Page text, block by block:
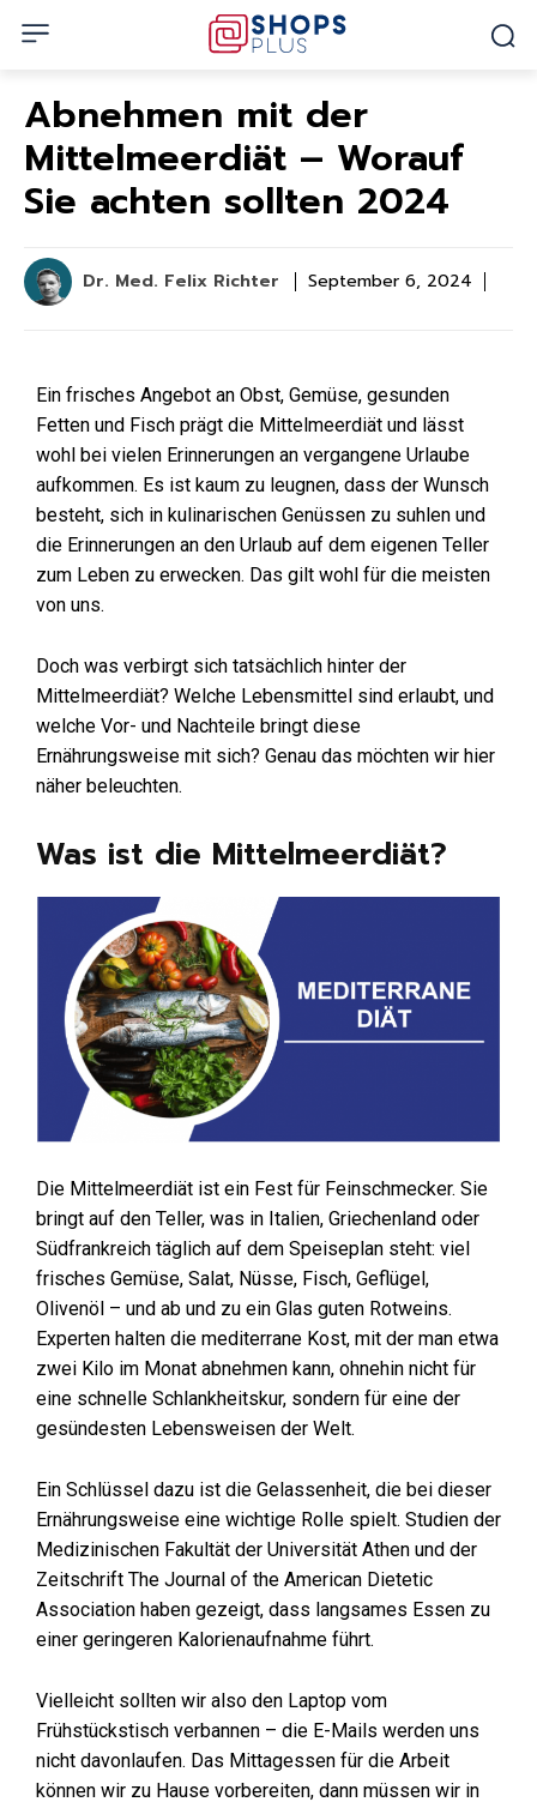
Abnehmen mit der
Mittelmeerdiät – Worauf
Sie achten sollten 2024
Dr. Med. Felix Richter September 6, 2024
Ein frisches Angebot an Obst, Gemüse, gesunden
Fetten und Fisch prägt die Mittelmeerdiät und lässt
wohl bei vielen Erinnerungen an vergangene Urlaube
aufkommen. Es ist kaum zu leugnen, dass der Wunsch
besteht, sich in kulinarischen Genüssen zu suhlen und
die Erinnerungen an den Urlaub auf dem eigenen Teller
zum Leben zu erwecken. Das gilt wohl für die meisten
von uns.
Doch was verbirgt sich tatsächlich hinter der
Mittelmeerdiät? Welche Lebensmittel sind erlaubt, und
welche Vor- und Nachteile bringt diese
Ernährungsweise mit sich? Genau das möchten wir hier
näher beleuchten.
Was ist die Mittelmeerdiät?
Die Mittelmeerdiät ist ein Fest für Feinschmecker. Sie
bringt auf den Teller, was in Italien, Griechenland oder
Südfrankreich täglich auf dem Speiseplan steht: viel
frisches Gemüse, Salat, Nüsse, Fisch, Geflügel,
Olivenöl – und ab und zu ein Glas guten Rotweins.
Experten halten die mediterrane Kost, mit der man etwa
zwei Kilo im Monat abnehmen kann, ohnehin nicht für
eine schnelle Schlankheitskur, sondern für eine der
gesündesten Lebensweisen der Welt.
Ein Schlüssel dazu ist die Gelassenheit, die bei dieser
Ernährungsweise eine wichtige Rolle spielt. Studien der
Medizinischen Fakultät der Universität Athen und der
Zeitschrift The Journal of the American Dietetic
Association haben gezeigt, dass langsames Essen zu
einer geringeren Kalorienaufnahme führt.
Vielleicht sollten wir also den Laptop vom
Frühstückstisch verbannen – die E-Mails werden uns
nicht davonlaufen. Das Mittagessen für die Arbeit
können wir zu Hause vorbereiten, dann müssen wir in